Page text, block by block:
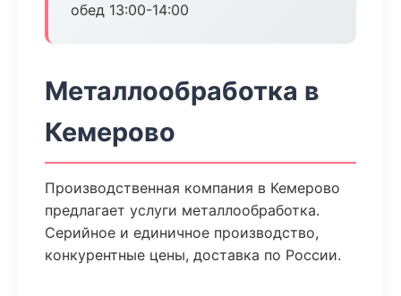
обед 13:00-14:00
Металлообработка в
Кемерово
Производственная компания в Кемерово
предлагает услуги металлообработка.
Серийное и единичное производство,
конкурентные цены, доставка по России.